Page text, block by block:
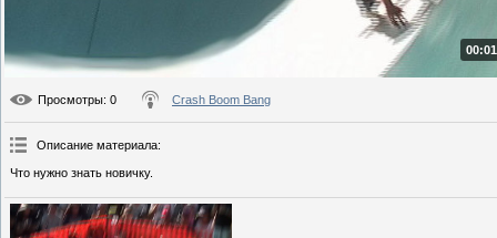
Просмотры: 0 Crash Boom Bang
Описание материала:
Что нужно знать новичку.